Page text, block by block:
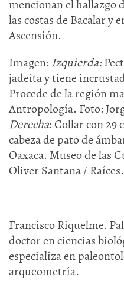
mencionan el hallazgo
las costas de Bacalar y
Ascensión.
Imagen: Izquierda:
jadeíta y tiene
Procede de la región
Antropología. Foto:
Derecha: Collar con 29
cabeza de pato de
Oaxaca. Museo de las
Oliver Santana / Raíces.
Francisco Riquelme.
doctor en ciencias
especializa en
arqueometría.